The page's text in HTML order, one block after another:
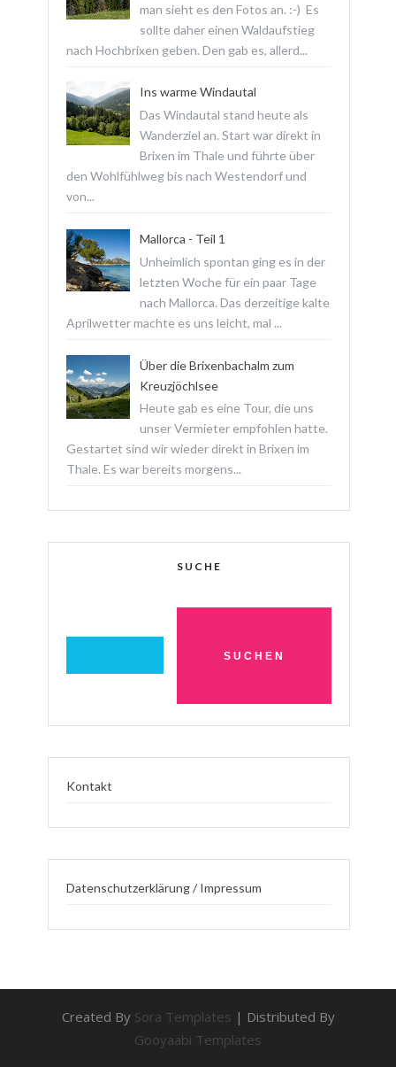
man sieht es den Fotos an. :-) Es
sollte daher einen Waldaufstieg
nach Hochbrixen geben. Den gab es, allerd...
Ins warme Windautal
Das Windautal stand heute als
Wanderziel an. Start war direkt in
Brixen im Thale und führte über
den Wohlfühlweg bis nach Westendorf und
von...
Mallorca - Teil 1
Unheimlich spontan ging es in der
letzten Woche für ein paar Tage
nach Mallorca. Das derzeitige kalte
Aprilwetter machte es uns leicht, mal ...
Über die Brixenbachalm zum
Kreuzjöchlsee
Heute gab es eine Tour, die uns
unser Vermieter empfohlen hatte.
Gestartet sind wir wieder direkt in Brixen im
Thale. Es war bereits morgens...
SUCHE
Kontakt
Datenschutzerklärung / Impressum
Created By Sora Templates | Distributed By
Gooyaabi Templates